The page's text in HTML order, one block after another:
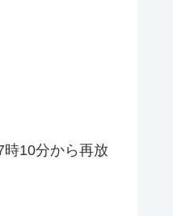
10分から再放